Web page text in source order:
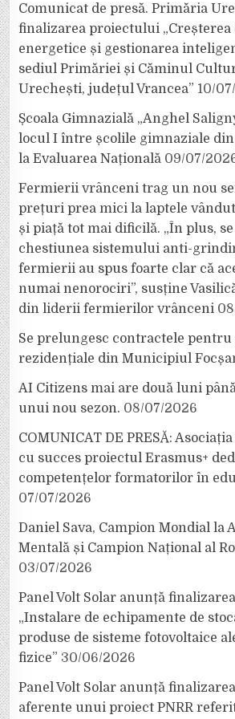
Comunicat de presă. Primăria
finalizarea proiectului „Creșterea
energetice și gestionarea
sediul Primăriei și Căminul
Urechești, județul Vrancea” 10/
Școala Gimnazială „Anghel
locul I între școlile gimnaziale
la Evaluarea Națională 09/07/
Fermierii vrânceni trag un nou
prețuri prea mici la laptele
și piață tot mai dificilă. „În plus,
chestiunea sistemului anti-
fermierii au spus foarte clar că
numai nenorociri”, susține
din liderii fermierilor vrânceni
Se prelungesc contractele
rezidențiale din Municipiul
AI Citizens mai are două luni
unui nou sezon. 08/07/2026
COMUNICAT DE PRESĂ:
cu succes proiectul Erasmus+
competențelor formatorilor în
07/07/2026
Daniel Sava, Campion Mondial la
Mentală și Campion Național al
03/07/2026
Panel Volt Solar anunță
„Instalare de echipamente de
produse de sisteme fotovoltaice
fizice” 30/06/2026
Panel Volt Solar anunță
aferente unui proiect PNRR